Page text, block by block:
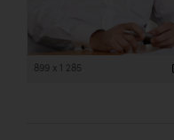
899 x 1 285